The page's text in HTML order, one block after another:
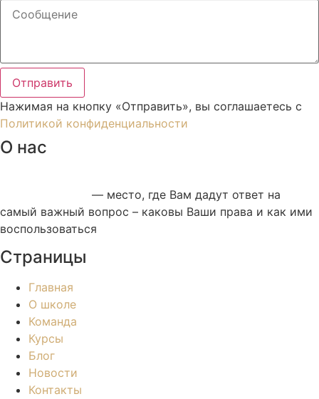
Отправить
Нажимая на кнопку «Отправить», вы соглашаетесь с
Политикой конфиденциальности
О нас
— место, где Вам дадут ответ на
самый важный вопрос – каковы Ваши права и как ими
воспользоваться
Страницы
Главная
О школе
Команда
Курсы
Блог
Новости
Контакты